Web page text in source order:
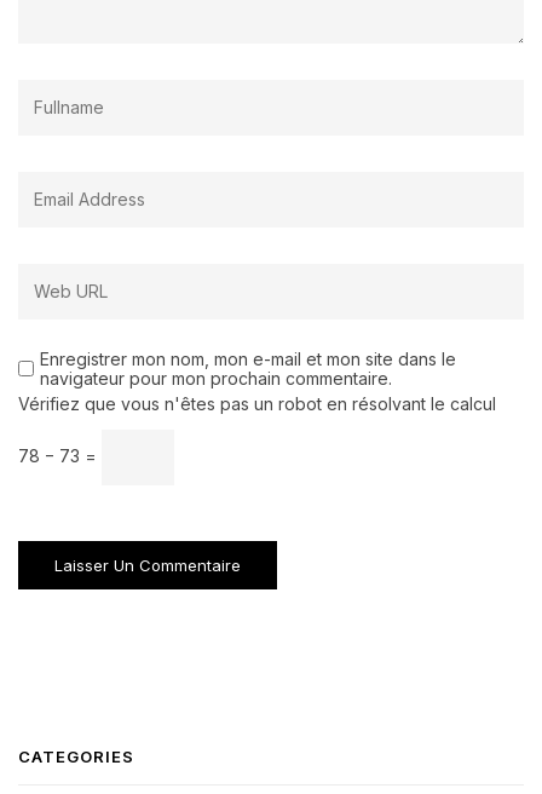
Enregistrer mon nom, mon e-mail et mon site dans le
navigateur pour mon prochain commentaire.
Vérifiez que vous n'êtes pas un robot en résolvant le calcul
78 − 73 =
CATEGORIES